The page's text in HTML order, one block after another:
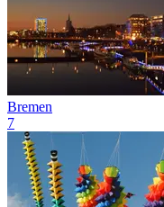
Bremen
7